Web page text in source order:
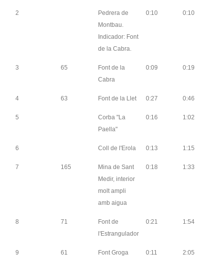
2
Pedrera de
Montbau.
Indicador: Font
de la Cabra.
0:10 0:10
3 65
Font de la
Cabra
0:09 0:19
4 63 Font de la Llet 0:27 0:46
5
Corba "La
Paella"
0:16 1:02
6 Coll de l'Erola 0:13 1:15
7 165
Mina de Sant
Medir, interior
molt ampli
amb aigua
0:18 1:33
8 71
Font de
l'Estrangulador
0:21 1:54
9 61 Font Groga 0:11 2:05